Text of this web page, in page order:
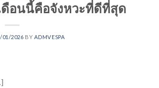
ดือนนี้คือจังหวะที่ดีที่สุด
01/2026 BY ADMVESPA